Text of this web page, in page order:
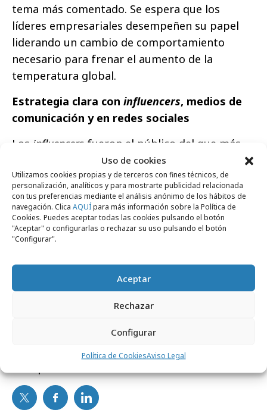
Uso de cookies
Utilizamos cookies propias y de terceros con fines técnicos, de
personalización, analíticos y para mostrarte publicidad relacionada
con tus preferencias mediante el análisis anónimo de los hábitos de
navegación. Clica AQUÍpara más información sobre la Política de
Cookies. Puedes aceptar todas las cookies pulsando el botón
"Aceptar" o configurarlas o rechazar su uso pulsando el botón
"Configurar".
Aceptar
Rechazar
Configurar
Política de CookiesAviso Legal
tema más comentado. Se espera que los
líderes empresariales desempeñen su papel
liderando un cambio de comportamiento
necesario para frenar el aumento de la
temperatura global.
Estrategia clara con influencers, medios de
comunicación y en redes sociales
Los influencers fueron el público del que más
hablaron los CEOs en octubre. Tanto el
impacto y el papel de los medios de
comunicación como el de las redes sociales
figuraron en el Top 10 de los temas del mes. Y
en ambos casos la confianza de los líderes
experimentó un descenso desde septiembre,
tradicionales la que experimentó la cuarta
mayor caída del mes.